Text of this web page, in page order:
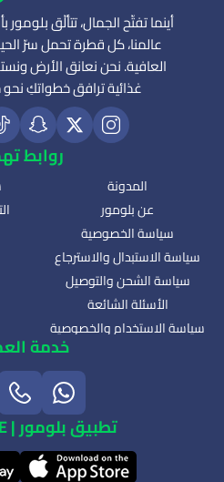
أينما تفتّح الجمال، تتألّق
عالمنا، كل قطرة تحمل سرّ
العافية. نحن نعانق الأرض
غذائية ترافق خطواتكِ
روابط
المدونة
عن بلومور
سياسة الخصوصية
سياسة الاستبدال والاسترجاع
سياسة الشحن والتوصيل
الأسئلة الشائعة
سياسة الاستخدام والخصوصية
خدمة
تطبيق بلومور | BLOOMORE